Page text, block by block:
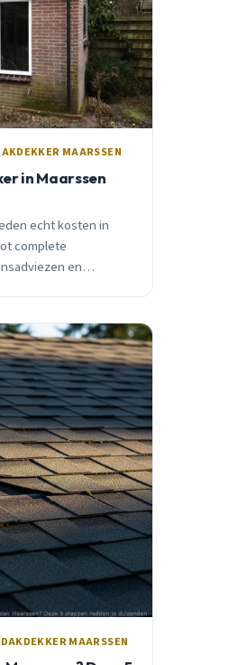
MAARSSEN
in Maarssen
echt kosten in
complete
en
MAARSSEN